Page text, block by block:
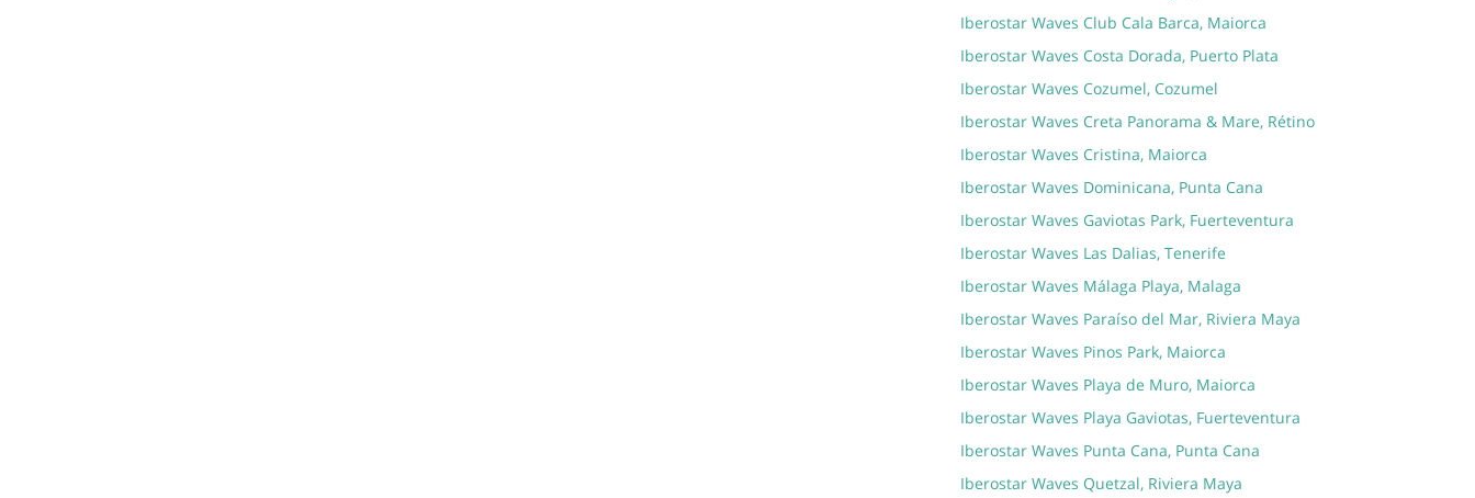
Iberostar Waves Club Cala Barca, Maiorca
Iberostar Waves Costa Dorada, Puerto Plata
Iberostar Waves Cozumel, Cozumel
Iberostar Waves Creta Panorama & Mare, Rétino
Iberostar Waves Cristina, Maiorca
Iberostar Waves Dominicana, Punta Cana
Iberostar Waves Gaviotas Park, Fuerteventura
Iberostar Waves Las Dalias, Tenerife
Iberostar Waves Málaga Playa, Malaga
Iberostar Waves Paraíso del Mar, Riviera Maya
Iberostar Waves Pinos Park, Maiorca
Iberostar Waves Playa de Muro, Maiorca
Iberostar Waves Playa Gaviotas, Fuerteventura
Iberostar Waves Punta Cana, Punta Cana
Iberostar Waves Quetzal, Riviera Maya